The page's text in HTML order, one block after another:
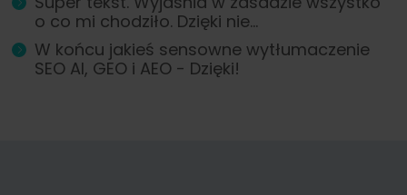
o co mi chodziło. Dzięki nie...
W końcu jakieś sensowne wytłumaczenie
SEO AI, GEO i AEO - Dzięki!